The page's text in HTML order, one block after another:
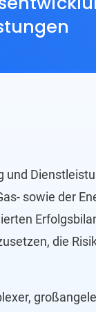
sowie der
die